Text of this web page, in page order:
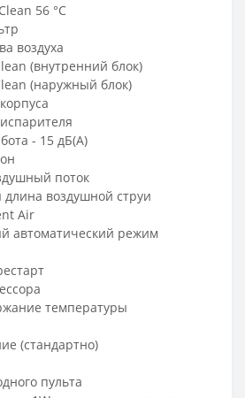
56 °C
воздуха
(внутренний блок)
(наружный блок)
- 15 дБ(А)
поток
воздушной струи
Air
автоматический режим
температуры
(стандартно)
пульта